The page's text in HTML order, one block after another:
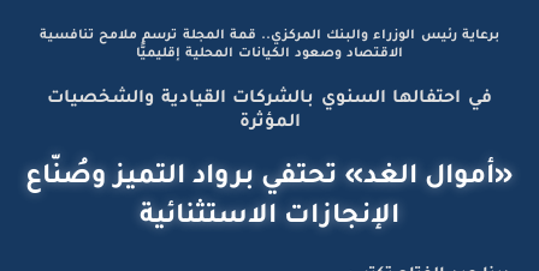
برعاية رئيس الوزراء والبنك المركزي.. قمة المجلة ترسم ملامح تنافسية
الاقتصاد وصعود الكيانات المحلية إقليميًّا
في احتفالها السنوي بالشركات القيادية والشخصيات
المؤثرة
«أموال الغد» تحتفي برواد التميز وصُنّاع
الإنجازات الاستثنائية